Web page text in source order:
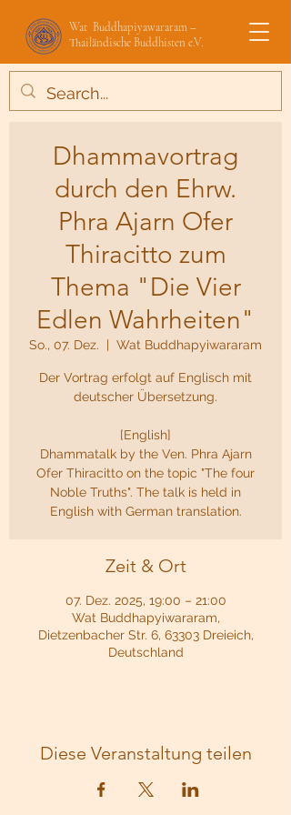
Wat Buddhapiyawararam –
Thailändische Buddhisten e.V.
Dhammavortrag
durch den Ehrw.
Phra Ajarn Ofer
Thiracitto zum
Thema "Die Vier
Edlen Wahrheiten"
So., 07. Dez.
  |
Wat Buddhapyiwararam
Der Vortrag erfolgt auf Englisch mit
deutscher Übersetzung.
[English]
Dhammatalk by the Ven. Phra Ajarn
Ofer Thiracitto on the topic "The four
Noble Truths". The talk is held in
English with German translation.
Zeit & Ort
07. Dez. 2025, 19:00 – 21:00
Wat Buddhapyiwararam,
Dietzenbacher Str. 6, 63303 Dreieich,
Deutschland
Diese Veranstaltung teilen